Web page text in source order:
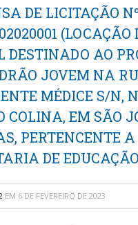
DE LICITAÇÃO
(LOCAÇÃO
DESTINADO AO
JOVEM NA
MÉDICE S/N,
COLINA, EM SÃO
PERTENCENTE A
DE
EM 6 DE FEVEREIRO DE 2023